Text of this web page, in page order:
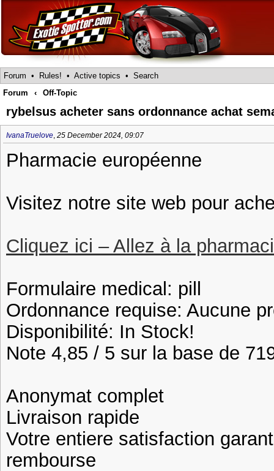
Forum • Rules! • Active topics • Search
Forum
‹ Off-Topic
rybelsus acheter sans ordonnance achat
IvanaTruelove, 25 December 2024, 09:07
Pharmacie européenne
Visitez notre site web pour
Cliquez ici – Allez à la
Formulaire medical: pill
Ordonnance requise: Aucune
Disponibilité: In Stock!
Note 4,85 / 5 sur la base de
Anonymat complet
Livraison rapide
Votre entiere satisfaction
rembourse